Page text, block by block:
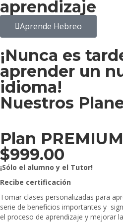
aprendizaje
Aprende Hebreo
¡Nunca es
aprender un
idioma!
Nuestros
Plan
$999.00
¡Sólo el alumno y el Tutor!
Recibe certificación
Tomar clases personalizadas para
serie de beneficios importantes y
el proceso de aprendizaje y mejorar